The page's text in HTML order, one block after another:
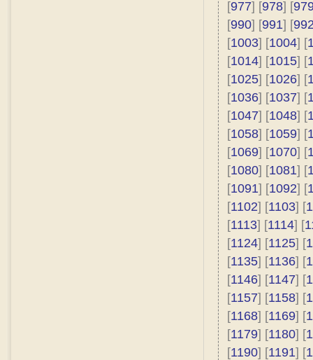
[977] [978] [
[990] [991] [
[1003] [1004] [
[1014] [1015] [
[1025] [1026] [
[1036] [1037] [
[1047] [1048] [
[1058] [1059] [
[1069] [1070] [
[1080] [1081] [
[1091] [1092] [
[1102] [1103] [
[1113] [1114] [
[1124] [1125] [
[1135] [1136] [
[1146] [1147] [
[1157] [1158] [
[1168] [1169] [
[1179] [1180] [
[1190] [1191] [